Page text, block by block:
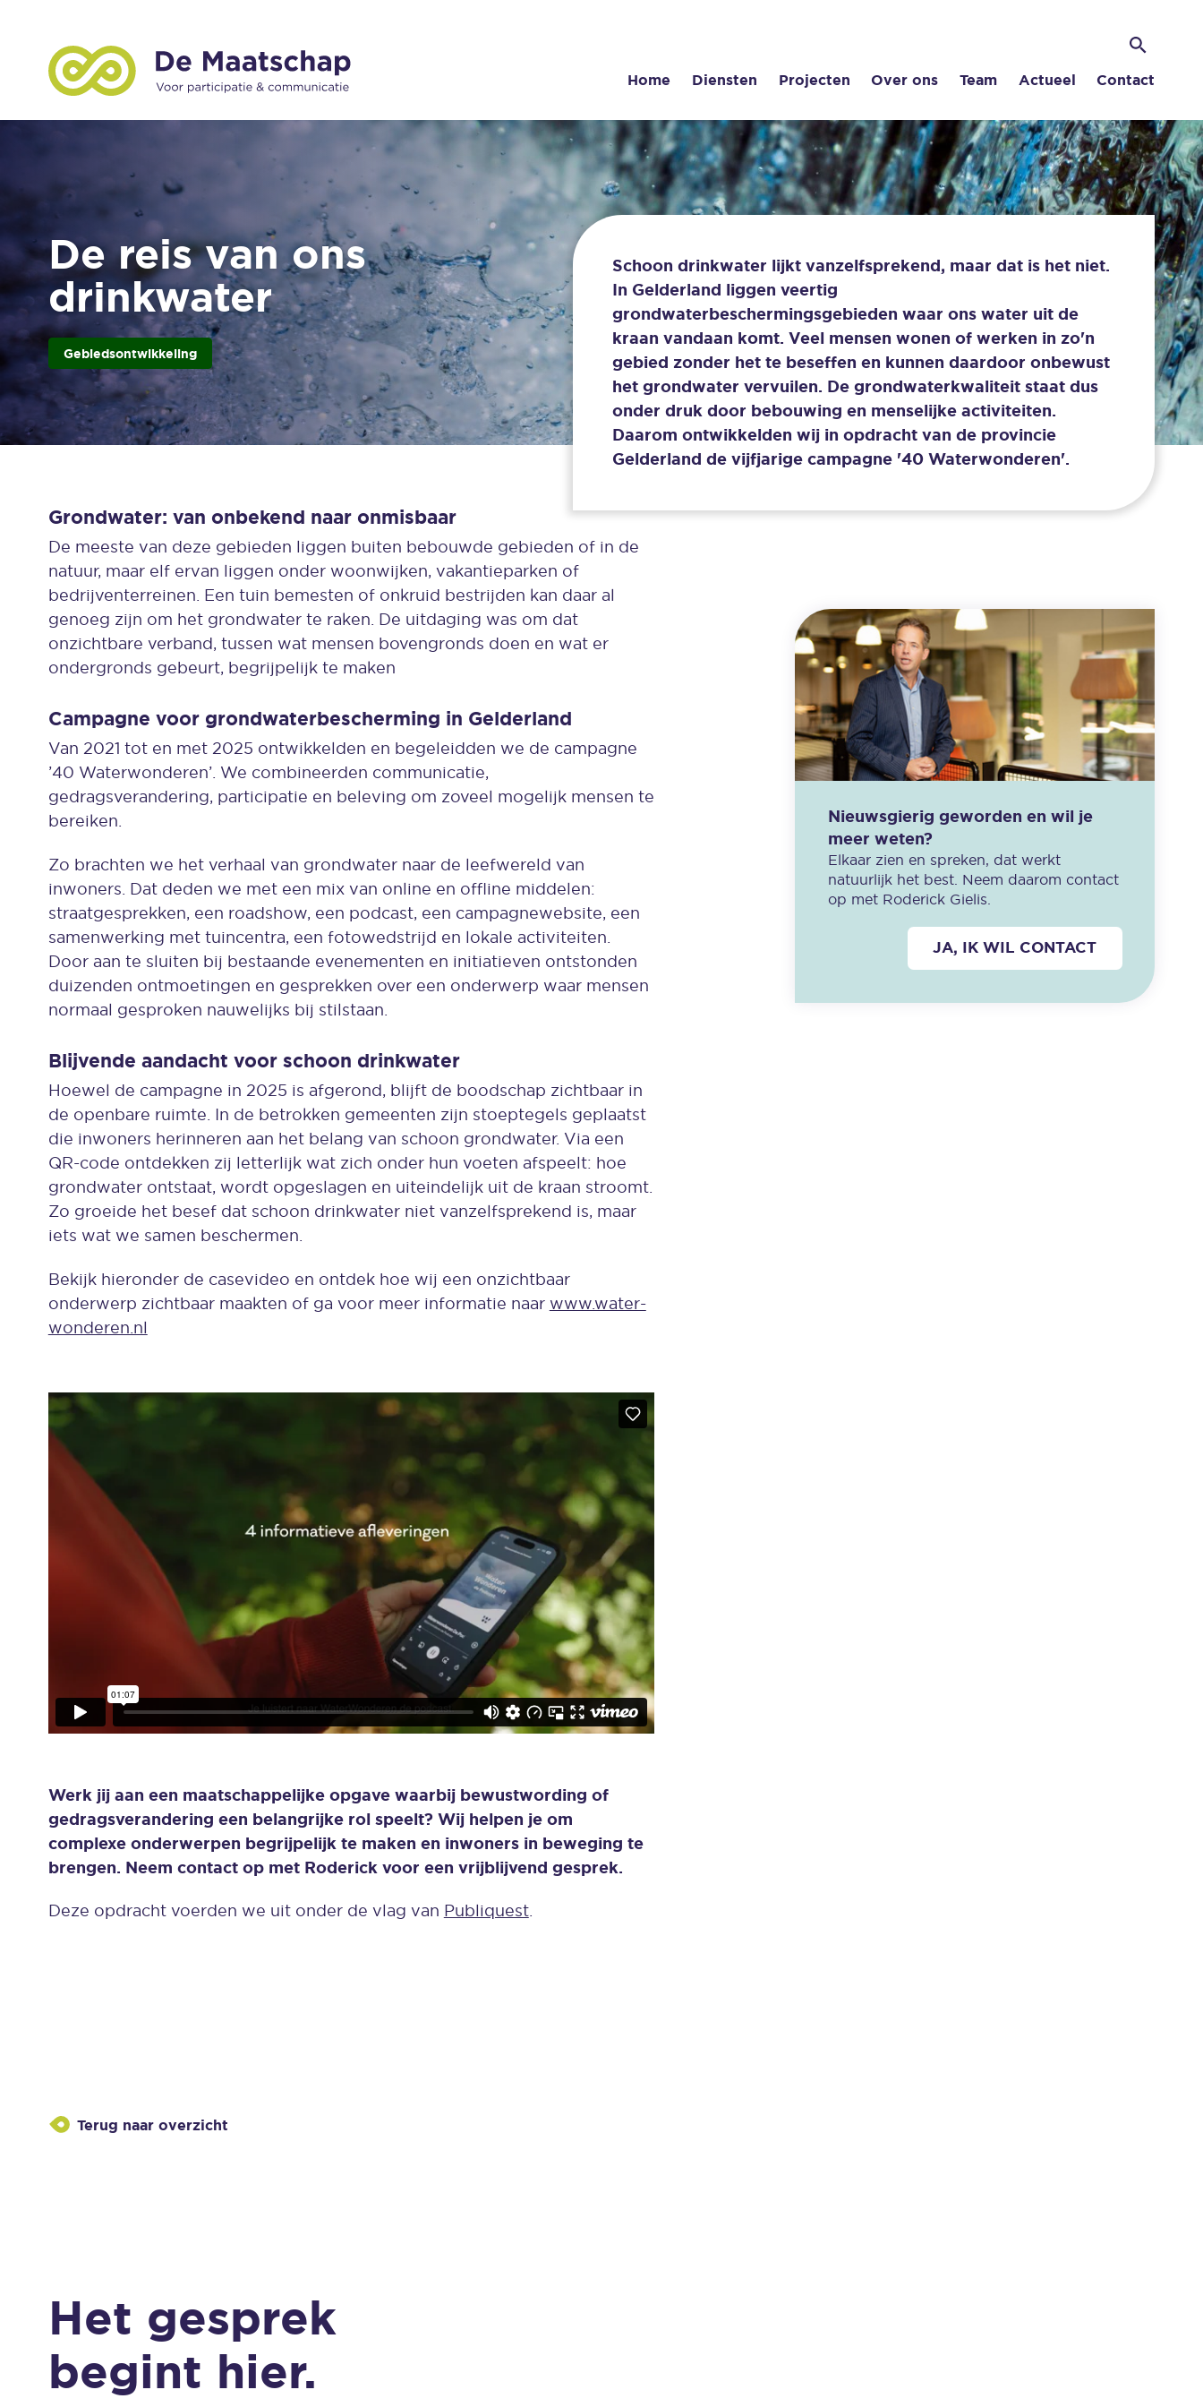
Home Diensten Projecten Over ons Team Actueel Contact
Zoeken
De reis van ons
drinkwater
Gebiedsontwikkeling
Schoon drinkwater lijkt vanzelfsprekend, maar dat is het niet.
In Gelderland liggen veertig
grondwaterbeschermingsgebieden waar ons water uit de
kraan vandaan komt. Veel mensen wonen of werken in zo'n
gebied zonder het te beseffen en kunnen daardoor onbewust
het grondwater vervuilen. De grondwaterkwaliteit staat dus
onder druk door bebouwing en menselijke activiteiten.
Daarom ontwikkelden wij in opdracht van de provincie
Gelderland de vijfjarige campagne '40 Waterwonderen'.
Grondwater: van onbekend naar onmisbaar
De meeste van deze gebieden liggen buiten bebouwde gebieden of in de
natuur, maar elf ervan liggen onder woonwijken, vakantieparken of
bedrijventerreinen. Een tuin bemesten of onkruid bestrijden kan daar al
genoeg zijn om het grondwater te raken. De uitdaging was om dat
onzichtbare verband, tussen wat mensen bovengronds doen en wat er
ondergronds gebeurt, begrijpelijk te maken
Campagne voor grondwaterbescherming in Gelderland
Van 2021 tot en met 2025 ontwikkelden en begeleidden we de campagne
’40 Waterwonderen’. We combineerden communicatie,
gedragsverandering, participatie en beleving om zoveel mogelijk mensen te
bereiken.
Zo brachten we het verhaal van grondwater naar de leefwereld van
inwoners. Dat deden we met een mix van online en offline middelen:
straatgesprekken, een roadshow, een podcast, een campagnewebsite, een
samenwerking met tuincentra, een fotowedstrijd en lokale activiteiten.
Door aan te sluiten bij bestaande evenementen en initiatieven ontstonden
duizenden ontmoetingen en gesprekken over een onderwerp waar mensen
normaal gesproken nauwelijks bij stilstaan.
Blijvende aandacht voor schoon drinkwater
Hoewel de campagne in 2025 is afgerond, blijft de boodschap zichtbaar in
de openbare ruimte. In de betrokken gemeenten zijn stoeptegels geplaatst
die inwoners herinneren aan het belang van schoon grondwater. Via een
QR-code ontdekken zij letterlijk wat zich onder hun voeten afspeelt: hoe
grondwater ontstaat, wordt opgeslagen en uiteindelijk uit de kraan stroomt.
Zo groeide het besef dat schoon drinkwater niet vanzelfsprekend is, maar
iets wat we samen beschermen.
Bekijk hieronder de casevideo en ontdek hoe wij een onzichtbaar
onderwerp zichtbaar maakten of ga voor meer informatie naar www.water-
wonderen.nl
Werk jij aan een maatschappelijke opgave waarbij bewustwording of
gedragsverandering een belangrijke rol speelt? Wij helpen je om
complexe onderwerpen begrijpelijk te maken en inwoners in beweging te
brengen. Neem contact op met Roderick voor een vrijblijvend gesprek.
Deze opdracht voerden we uit onder de vlag van Publiquest.
Nieuwsgierig geworden en wil je
meer weten?
Elkaar zien en spreken, dat werkt
natuurlijk het best. Neem daarom contact
op met Roderick Gielis.
JA, IK WIL CONTACT
Terug naar overzicht
Het gesprek
begint hier.